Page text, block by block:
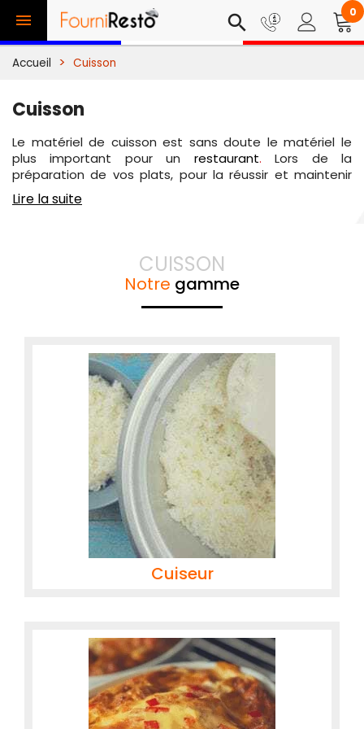
 search 0
Accueil Cuisson
Cuisson
Le matériel de cuisson est sans doute le matériel le
plus important pour un
restaurant. Lors de la
préparation de vos plats, pour la réussir et maintenir
votre rendement vous avez besoin de
restauration
de plats que vous soyez restaurateur ou particulier. Ici
vous trouverez du matériel de restauration adéquat à
tout genre de restaurant :four professionnel
, cuiseurs, toasters,
Lire la suite
CUISSON
Notre gamme
Cuiseur